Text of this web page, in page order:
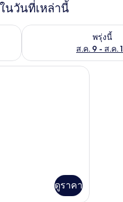
นวันที่เหล่านี้
.ค. 8 - ส.ค. 9
พรุ่งนี้
ส.ค. 9 - ส.ค.
ตรวจสอบจำนวนห้องพักว่
ดูราคา